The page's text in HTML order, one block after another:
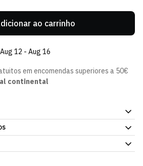
ao carrinho
Aug 12 - Aug 16
em encomendas superiores a 50€
continental
Loja Verde Online. Fácil de levar contigo,
Já disponível na Loja Verde